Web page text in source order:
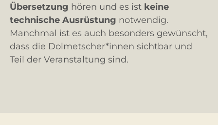
Übersetzung hören und es ist keine
technische Ausrüstung notwendig.
Manchmal ist es auch besonders gewünscht,
dass die Dolmetscher*innen sichtbar und
Teil der Veranstaltung sind.